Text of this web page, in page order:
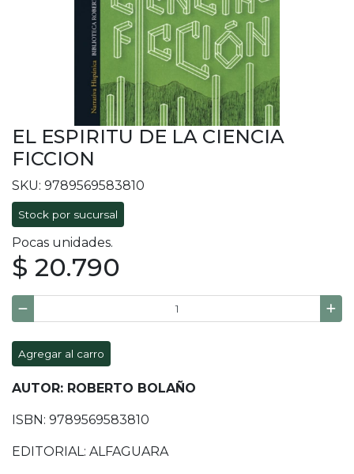
EL ESPIRITU DE LA CIENCIA
FICCION
SKU: 9789569583810
Stock por sucursal
Pocas unidades.
$ 20.790
Agregar al carro
AUTOR: ROBERTO BOLAÑO
ISBN: 9789569583810
EDITORIAL: ALFAGUARA